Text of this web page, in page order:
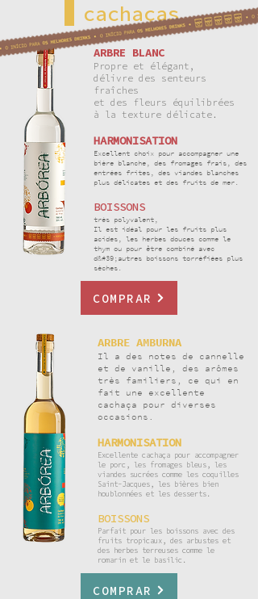
cachaças
ARBRE BLANC
Propre et élégant,
délivre des senteurs
fraîches
et des fleurs équilibrées
à la texture délicate.
HARMONISATION
Excellent choix pour accompagner une
bière blanche, des fromages frais, des
entrées frites, des viandes blanches
plus délicates et des fruits de mer.
BOISSONS
très polyvalent,
Il est idéal pour les fruits plus
acides, les herbes douces comme le
thym ou pour être combiné avec
d&#39;autres boissons torréfiées plus
sèches.
COMPRAR
ARBRE AMBURNA
Il a des notes de cannelle
et de vanille, des arômes
très familiers, ce qui en
fait une excellente
cachaça pour diverses
occasions.
HARMONISATION
Excellente cachaça pour accompagner
le porc, les fromages bleus, les
viandes sucrées comme les coquilles
Saint-Jacques, les bières bien
houblonnées et les desserts.
BOISSONS
Parfait pour les boissons avec des
fruits tropicaux, des arbustes et
des herbes terreuses comme le
romarin et le basilic.
COMPRAR